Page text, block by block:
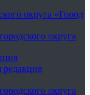
округа «Город
округа
округа